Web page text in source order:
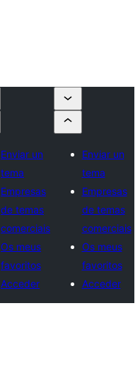
Enviar un
tema
Empresas
de temas
comerciais
Os meus
favoritos
Acceder
Enviar un
tema
Empresas
de temas
comerciais
Os meus
favoritos
Acceder